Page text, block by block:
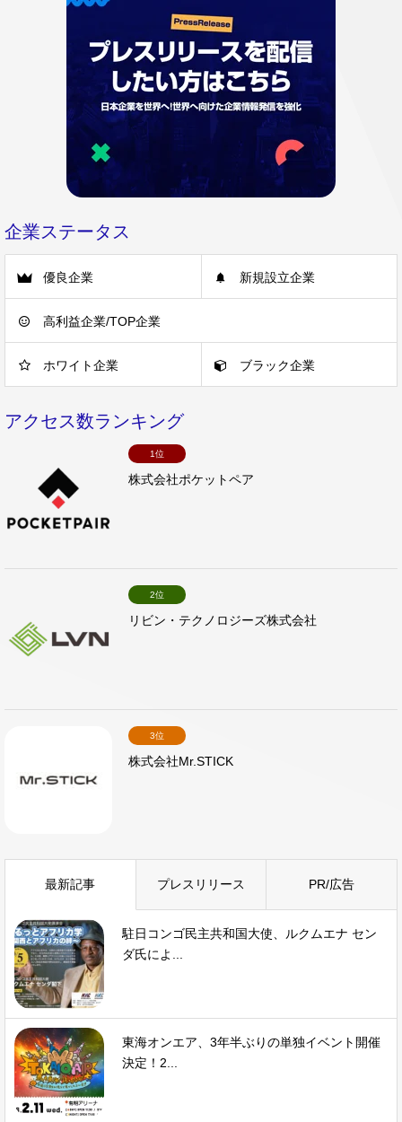
企業ステータス
優良企業 新規設立企業
高利益企業/TOP企業
ホワイト企業 ブラック企業
アクセス数ランキング
1位
株式会社ポケットペア
2位
リビン・テクノロジーズ株式会社
3位
株式会社Mr.STICK
最新記事 プレスリリース PR/広告
駐日コンゴ民主共和国大使、ルクムエナ セン
ダ氏によ...
東海オンエア、3年半ぶりの単独イベント開催
決定！2...